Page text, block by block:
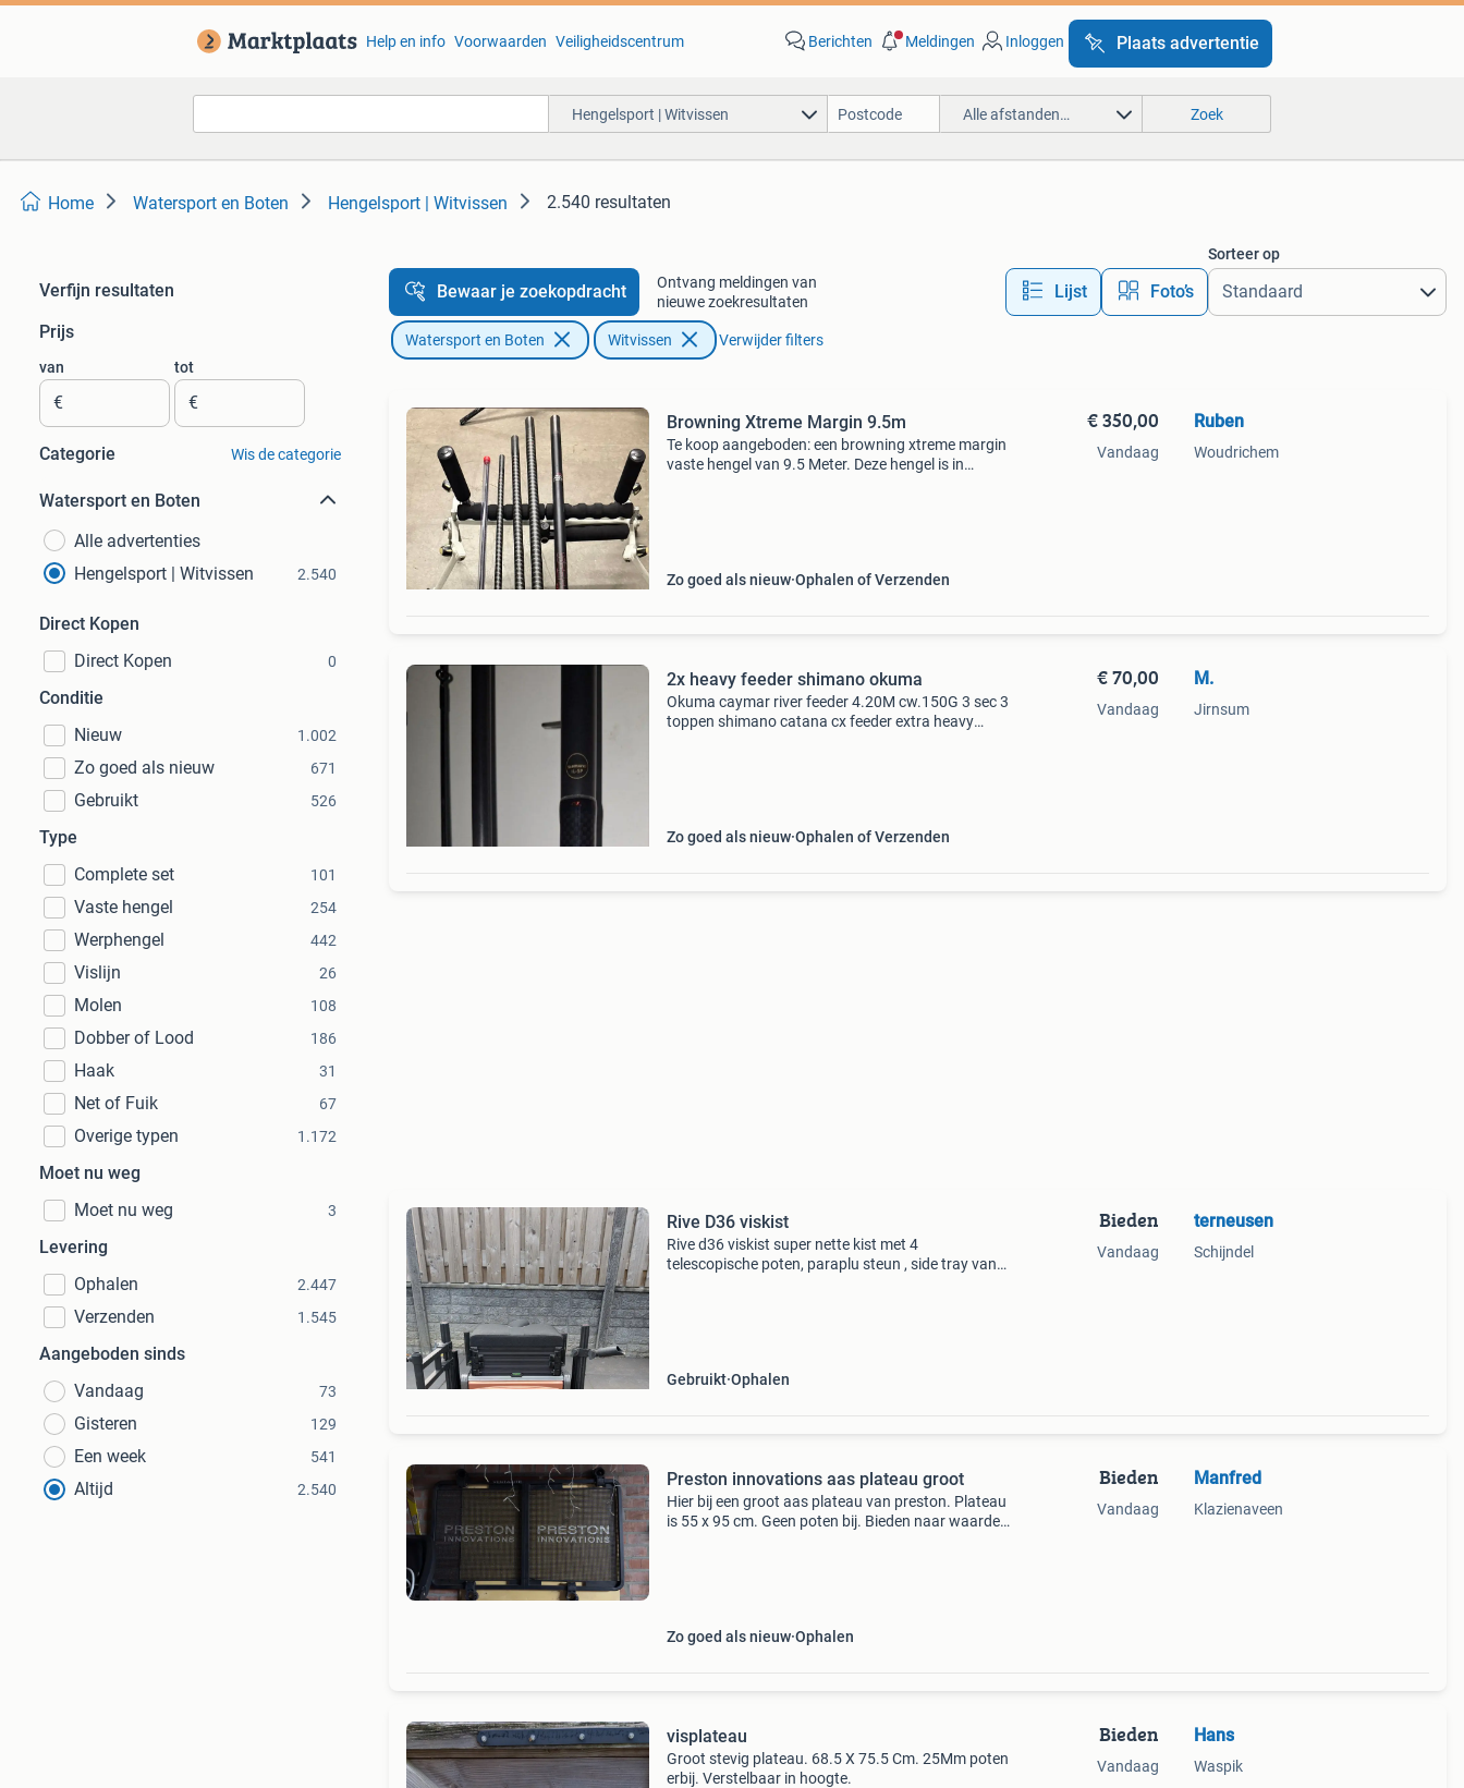
Help en info Voorwaarden Veiligheidscentrum Berichten Meldingen Inloggen Plaats advertentie
Hengelsport | Witvissen Alle afstanden… Zoek
Home Watersport en Boten Hengelsport | Witvissen 2.540 resultaten
Verfijn resultaten
Prijs
van
€
tot
€
Categorie Wis de categorie
Watersport en Boten
Alle advertenties
Hengelsport | Witvissen
2.540
Direct Kopen
Direct Kopen
0
Conditie
Nieuw
1.002
Zo goed als nieuw 671
Gebruikt 526
Type
Complete set
101
Vaste hengel 254
Werphengel 442
Vislijn 26
Molen 108
Dobber of Lood 186
Haak 31
Net of Fuik 67
Overige typen 1.172
Moet nu weg
Moet nu weg
3
Levering
Ophalen
2.447
Verzenden 1.545
Aangeboden sinds
Vandaag
73
Gisteren 129
Een week 541
Altijd 2.540
Bewaar je zoekopdracht
Ontvang meldingen van
nieuwe zoekresultaten
Lijst Foto’s
Sorteer op
Watersport en Boten Witvissen Verwijder filters
Browning Xtreme Margin 9.5m
Te koop aangeboden: een browning xtreme margin
vaste hengel van 9.5 Meter. Deze hengel is in
Zo goed als nieuw Ophalen of Verzenden
€ 350,00
Vandaag
Ruben
Woudrichem
2x heavy feeder shimano okuma
Okuma caymar river feeder 4.20M cw.150G 3 sec 3
toppen shimano catana cx feeder extra heavy
Zo goed als nieuw Ophalen of Verzenden
€ 70,00
Vandaag
M.
Jirnsum
Rive D36 viskist
Rive d36 viskist super nette kist met 4
telescopische poten, paraplu steun , side tray van
Gebruikt Ophalen
Bieden
Vandaag
terneusen
Schijndel
Preston innovations aas plateau groot
Hier bij een groot aas plateau van preston. Plateau
is 55 x 95 cm. Geen poten bij. Bieden naar waarde
Zo goed als nieuw Ophalen
Bieden
Vandaag
Manfred
Klazienaveen
visplateau
Groot stevig plateau. 68.5 X 75.5 Cm. 25Mm poten
erbij. Verstelbaar in hoogte.
Bieden
Vandaag
Hans
Waspik